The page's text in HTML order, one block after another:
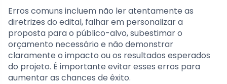
Erros comuns incluem não ler atentamente as
diretrizes do edital, falhar em personalizar a
proposta para o público-alvo, subestimar o
orçamento necessário e não demonstrar
claramente o impacto ou os resultados esperados
do projeto. É importante evitar esses erros para
aumentar as chances de êxito.